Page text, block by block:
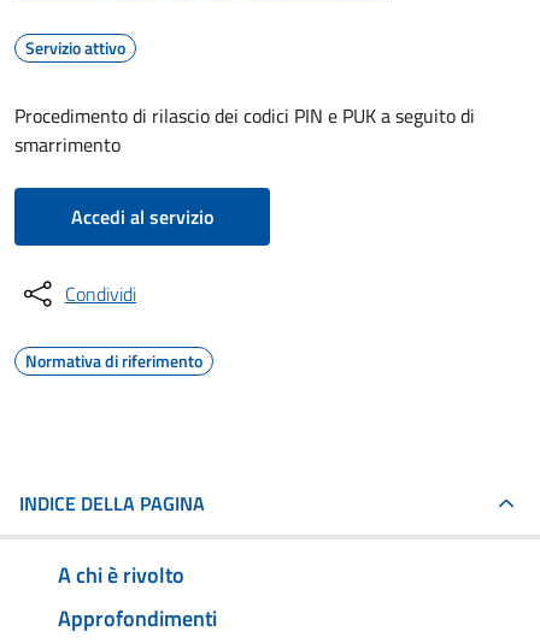
Servizio attivo
Procedimento di rilascio dei codici PIN e PUK a seguito di
smarrimento
Accedi al servizio
Condividi
Normativa di riferimento
INDICE DELLA PAGINA
A chi è rivolto
Approfondimenti